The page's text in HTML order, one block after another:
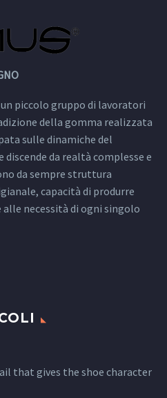
un piccolo gruppo di lavoratori
della gomma realizzata
sulle dinamiche del
da realtà complesse e
da sempre struttura
capacità di produrre
necessità di ogni singolo
that gives the shoe character